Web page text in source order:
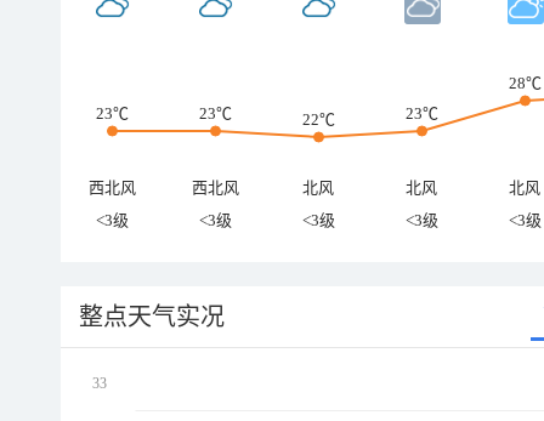
23℃ 23℃ 22℃ 23℃
28℃
西北风 西北风 北风 北风
北风
<3级
<3级 <3级 <3级 <3级
整点天气实况
33